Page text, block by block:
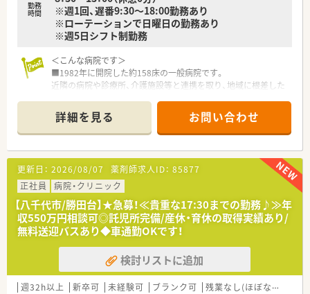
勤務
時間
※週1回、遅番9:30～18:00勤務あり
※ローテーションで日曜日の勤務あり
※週5日シフト制勤務
＜こんな病院です＞
■1982年に開院した約158床の一般病院です。
近隣の病院や診療所、介護施設等と連携を取り、地域に根差した
24時間救急対応はもちろん、外来から入院、在宅へと予防を含め
た体制を整えています。
■一都四県下に25の病院と6つの老人保健施設のほか、特別養護
老人ホーム、クリニック、健診センター、訪問看護ステーション
など、合計120ヶ所の関連事業所を展開しております。
首都圏の各エリアで、医療・介護・保健・福祉を担っております。
■がん薬物療法、感染制御、妊婦・授乳婦、NST、糖尿病等、専門分
野毎の研修が充実しており日々勉強・スキルアップしていける環
境です。
■チーム医療が充実しており、薬剤師も各科のカンファレンス参
加が可能です。
＜こんな方におすすめ＞
■なんでも意欲的に取り組める方
■病棟業務に取り組んでいきたい方
■他職種と協力しながら地域医療に貢献していきたいとお考え
詳細を見る お問い合わせ
更新日： 2026/08/07 薬剤師求人ID： 85877
正社員
病院・クリニック
【八千代市/勝田台】★急募！≪貴重な17:30までの勤務♪≫年
収550万円相談可◎託児所完備/産休・育休の取得実績あり/
無料送迎バスあり◆車通勤OKです！
検討リストに追加
週32h以上 新卒可 未経験可 ブランク可 残業なし(ほぼなし含む)